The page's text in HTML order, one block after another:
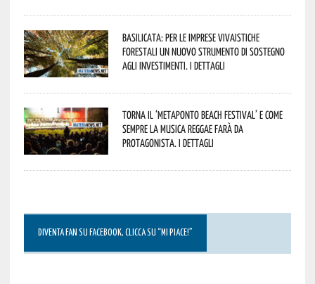
Basilicata: per le imprese vivaistiche
forestali un nuovo strumento di sostegno
agli investimenti. I dettagli
Torna il ‘Metaponto beach festival’ e come
sempre la musica reggae farà da
protagonista. I dettagli
DIVENTA FAN SU FACEBOOK, CLICCA SU “MI PIACE!”